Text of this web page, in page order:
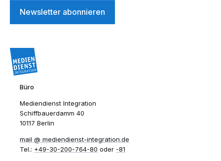
Newsletter abonnieren
Büro
Mediendienst Integration
Schiffbauerdamm 40
10117 Berlin
mail​
mediendienst-integration.de
Tel.: +49-30-200-764-80 oder -81